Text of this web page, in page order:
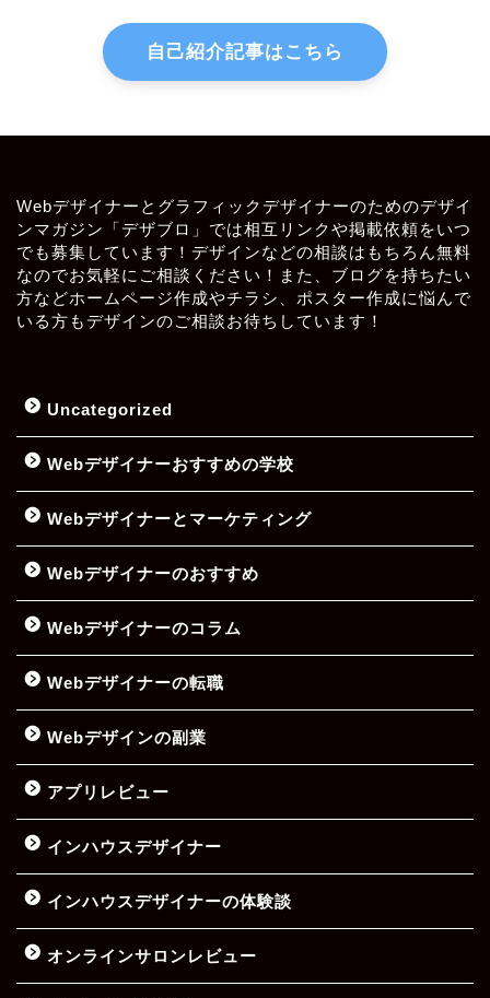
自己紹介記事はこちら
Webデザイナーとグラフィックデザイナーのためのデザイ
ンマガジン「デザブロ」では相互リンクや掲載依頼をいつ
でも募集しています！デザインなどの相談はもちろん無料
なのでお気軽にご相談ください！また、ブログを持ちたい
方などホームページ作成やチラシ、ポスター作成に悩んで
いる方もデザインのご相談お待ちしています！
Uncategorized
Webデザイナーおすすめの学校
Webデザイナーとマーケティング
Webデザイナーのおすすめ
Webデザイナーのコラム
Webデザイナーの転職
Webデザインの副業
アプリレビュー
インハウスデザイナー
インハウスデザイナーの体験談
オンラインサロンレビュー